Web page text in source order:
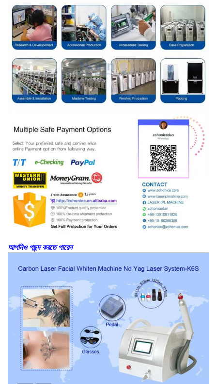
আপনিও পছন্দ করতে পারেন